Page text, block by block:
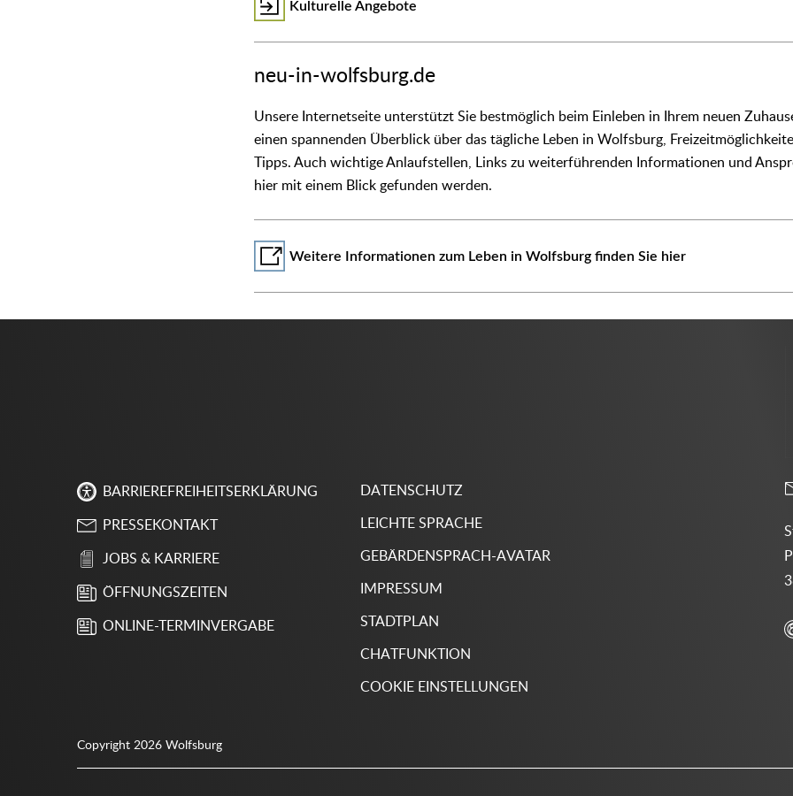
Kulturelle Angebote
neu-in-wolfsburg.de
Unsere Internetseite unterstützt Sie bestmöglich beim Einleben in Ihrem neuen
einen spannenden Überblick über das tägliche Leben in Wolfsburg,
Tipps. Auch wichtige Anlaufstellen, Links zu weiterführenden Informationen und
hier mit einem Blick gefunden werden.
Weitere Informationen zum Leben in Wolfsburg finden Sie hier
BARRIEREFREIHEITSERKLÄRUNG
PRESSEKONTAKT
JOBS & KARRIERE
ÖFFNUNGSZEITEN
ONLINE-TERMINVERGABE
DATENSCHUTZ
LEICHTE SPRACHE
GEBÄRDENSPRACH-AVATAR
IMPRESSUM
STADTPLAN
CHATFUNKTION
COOKIE EINSTELLUNGEN
Copyright 2026 Wolfsburg